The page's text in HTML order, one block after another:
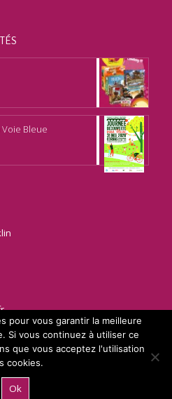
Bleue
parLicom Développement
Mentions légales
pour vous garantir la meilleure
Si vous continuez à utiliser ce
que vous acceptez l'utilisation
cookies.
Ok